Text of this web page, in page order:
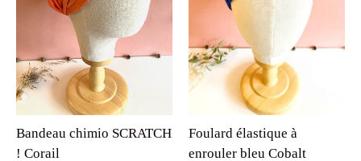
Bandeau chimio SCRATCH
! Corail
Foulard élastique à
enrouler bleu Cobalt